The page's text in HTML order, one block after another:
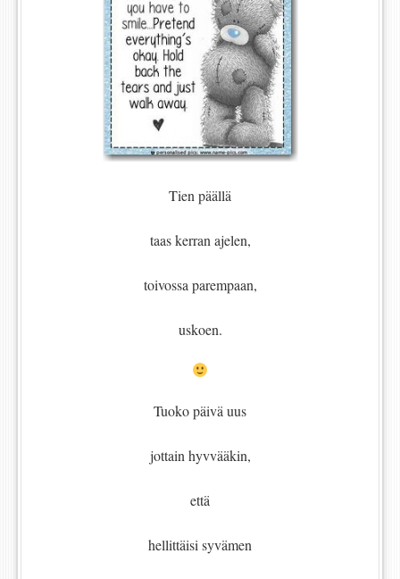
Tien päällä
taas kerran ajelen,
toivossa parempaan,
uskoen.
Tuoko päivä uus
jottain hyvvääkin,
että
hellittäisi syvämen